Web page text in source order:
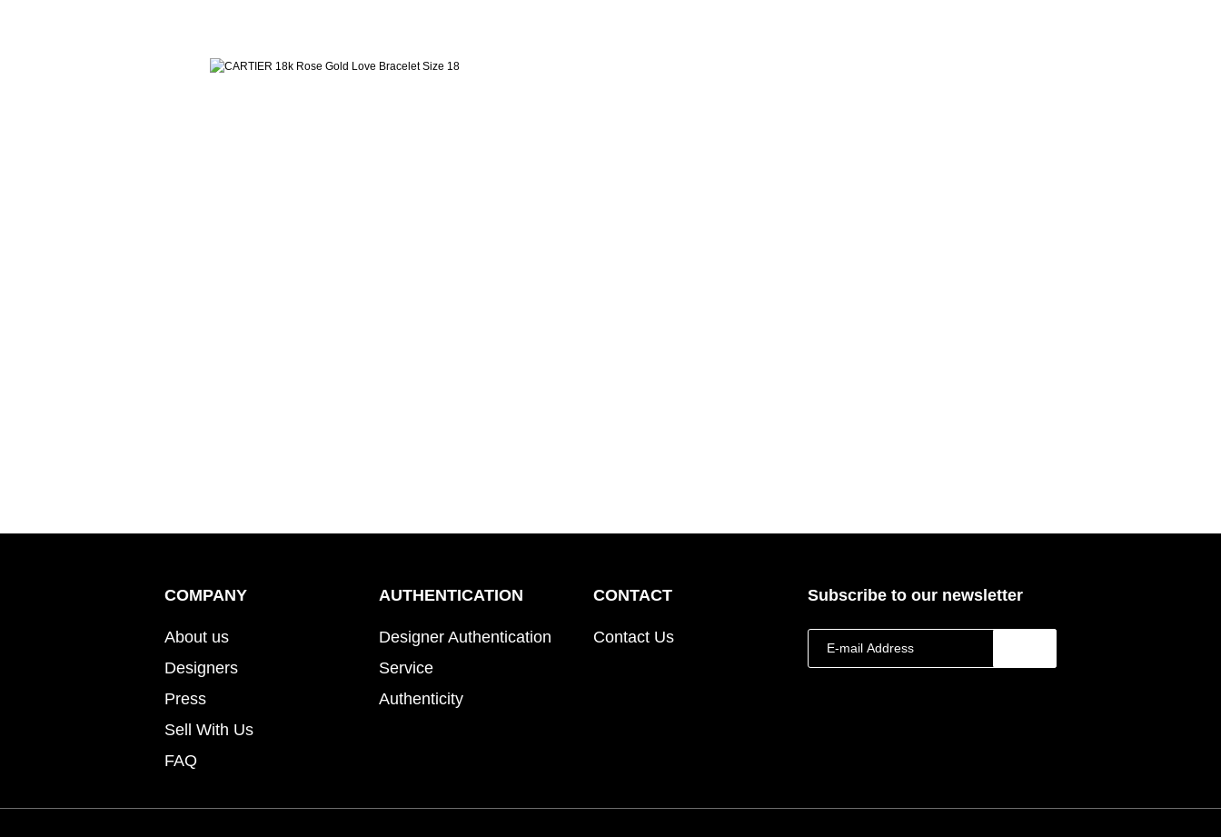
COMPANY
About us
Designers
Press
Sell With Us
FAQ
AUTHENTICATION
Designer Authentication
Service
Authenticity
CONTACT
Contact Us
Subscribe to our newsletter